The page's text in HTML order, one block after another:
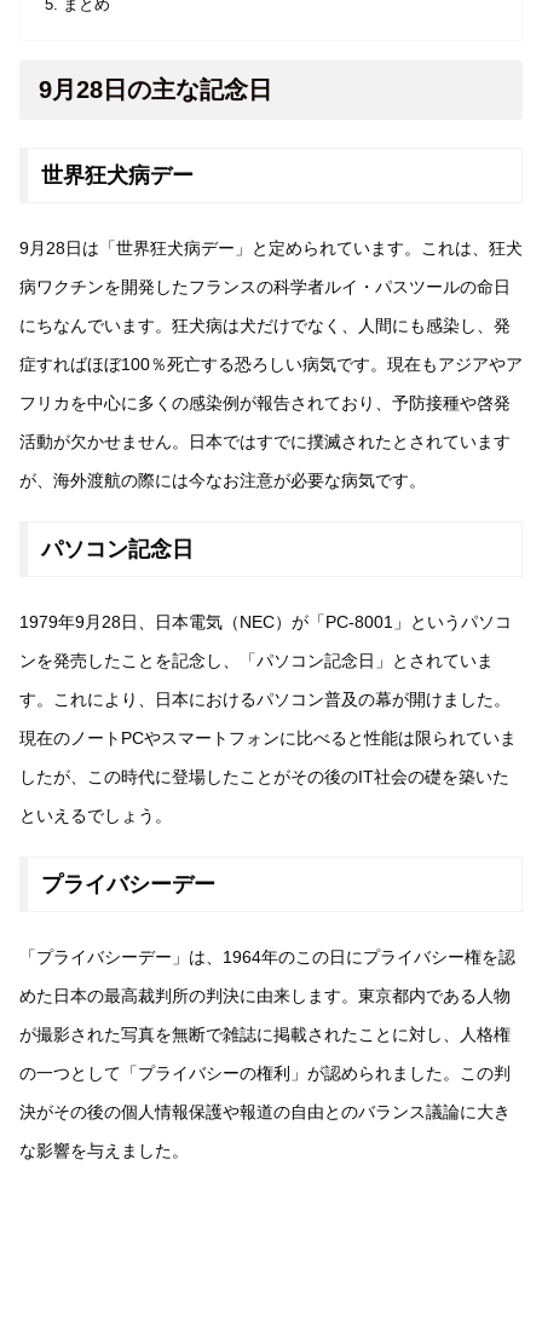
まとめ
9月28日の主な記念日
世界狂犬病デー
9月28日は「世界狂犬病デー」と定められています。これは、狂犬
病ワクチンを開発したフランスの科学者ルイ・パスツールの命日
にちなんでいます。狂犬病は犬だけでなく、人間にも感染し、発
症すればほぼ100％死亡する恐ろしい病気です。現在もアジアやア
フリカを中心に多くの感染例が報告されており、予防接種や啓発
活動が欠かせません。日本ではすでに撲滅されたとされています
が、海外渡航の際には今なお注意が必要な病気です。
パソコン記念日
1979年9月28日、日本電気（NEC）が「PC-8001」というパソコ
ンを発売したことを記念し、「パソコン記念日」とされていま
す。これにより、日本におけるパソコン普及の幕が開けました。
現在のノートPCやスマートフォンに比べると性能は限られていま
したが、この時代に登場したことがその後のIT社会の礎を築いた
といえるでしょう。
プライバシーデー
「プライバシーデー」は、1964年のこの日にプライバシー権を認
めた日本の最高裁判所の判決に由来します。東京都内である人物
が撮影された写真を無断で雑誌に掲載されたことに対し、人格権
の一つとして「プライバシーの権利」が認められました。この判
決がその後の個人情報保護や報道の自由とのバランス議論に大き
な影響を与えました。